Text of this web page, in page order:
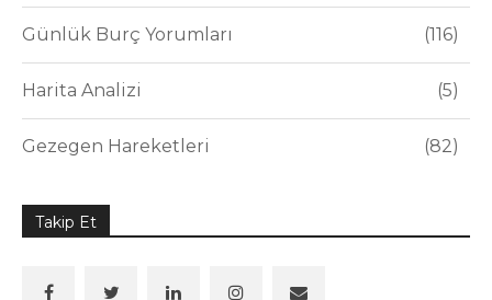
Günlük Burç Yorumları 116
Harita Analizi 5
Gezegen Hareketleri 82
Takip Et